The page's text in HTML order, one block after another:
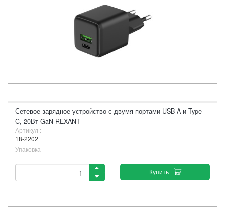
Сетевое зарядное устройство с двумя портами USB-A и Type-
C, 20Вт GaN REXANT
Артикул :
18-2202
Упаковка
Купить